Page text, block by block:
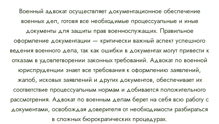
Военный адвокат осуществляет документационное обеспечение
военных дел, готовя все необходимые процессуальные и иные
документы для защиты прав военнослужащих. Правильное
оформление документации — критически важный аспект успешного
ведения военного дела, так как ошибки в документах могут привести к
отказам в удовлетворении законных требований. Адвокат по военной
юриспруденции знает все требования к оформлению заявлений,
жалоб, исковых заявлений и других документов, обеспечивает их
соответствие процессуальным нормам и добивается положительного
рассмотрения. Адвокат по военным делам берет на себя всю работу с
документами, освобождая доверителя от необходимости разбираться
в сложных бюрократических процедурах.